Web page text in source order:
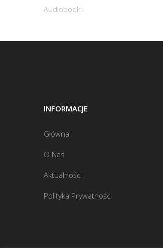
Audiobooki
INFORMACJE
Główna
O Nas
Aktualności
Polityka Prywatności